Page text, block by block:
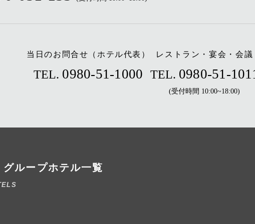
当日のお問合せ（ホテル代表）
TEL. 0980-51-1000
レストラン・宴会・会議
TEL. 0980-51-
(受付時間 10:00~18:00)
グループホテル一覧